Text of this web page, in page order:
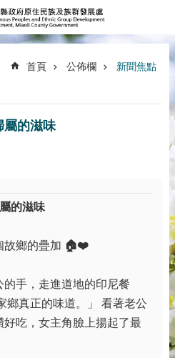
首頁 公佈欄 新聞焦點
屬的滋味
的滋味
故鄉的疊加 🏠❤️
手，走進道地的印尼餐
鄉真正的味道。」 看著老公
吃，女主角臉上揚起了最